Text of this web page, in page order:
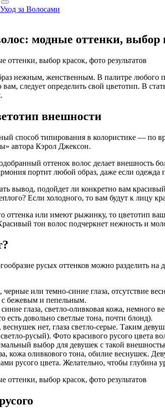
Уход за Волосами
модные оттенки, выбор
нежным, женственным. В палитре любого
следует определить свой цветотип. В
внешности
способ типирования в колористике — по
автора Кэрол Джексон.
оттенок волос делает внешность
портит любой образ, даже если
вывод, подойдет ли конкретно вам
Если холодного, то вам будут к лицу
оттенка или имеют рыжинку, то цветотип
тон волос подчеркнет нежность и
русых оттенков можно разделить
или темно-синие глаза, отсутствие
с бежевым и пепельным.
глаза, светло-оливковая кожа, немного
есть довольно светлые тона, почти блонд).
нет, глаза светло-серые. Таким
русый). Фото красивого русого цвета
выбор для девушек с такой
кожа оливкового тона, обилие веснушек.
русого цвета. Желательно, чтобы глубина